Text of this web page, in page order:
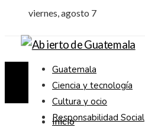
viernes, agosto 7
Guatemala
Ciencia y tecnología
Cultura y ocio
Responsabilidad Social
Inicio